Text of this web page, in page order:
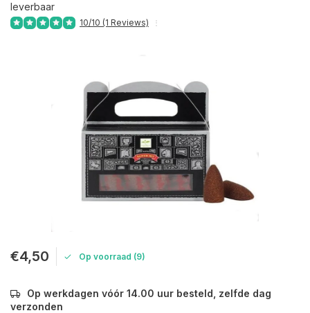
leverbaar
10/10 (1 Reviews)
€4,50 Op voorraad (9)
Op werkdagen vóór 14.00 uur besteld, zelfde dag
verzonden